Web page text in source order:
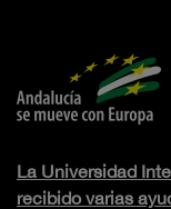
La Universidad
recibido varias